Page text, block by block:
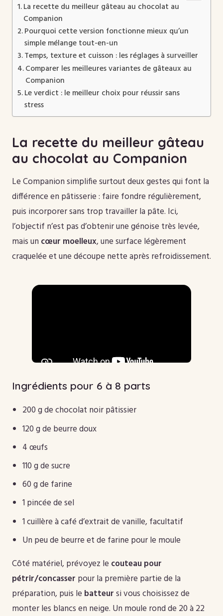
La recette du meilleur gâteau au chocolat au
Companion
Pourquoi cette version fonctionne mieux qu’un
simple mélange tout-en-un
Temps, texture et cuisson : les réglages à surveiller
Comparer les meilleures variantes de gâteaux au
Companion
Le verdict : le meilleur choix pour réussir sans
stress
La recette du meilleur gâteau
au chocolat au Companion
Le Companion simplifie surtout deux gestes qui font la
différence en pâtisserie : faire fondre régulièrement,
puis incorporer sans trop travailler la pâte. Ici,
l’objectif n’est pas d’obtenir une génoise très levée,
mais un cœur moelleux, une surface légèrement
craquelée et une découpe nette après refroidissement.
Ingrédients pour 6 à 8 parts
200 g de chocolat noir pâtissier
120 g de beurre doux
4 œufs
110 g de sucre
60 g de farine
1 pincée de sel
1 cuillère à café d’extrait de vanille, facultatif
Un peu de beurre et de farine pour le moule
Côté matériel, prévoyez le couteau pour
pétrir/concasser pour la première partie de la
préparation, puis le batteursi vous choisissez de
monter les blancs en neige. Un moule rond de 20 à 22